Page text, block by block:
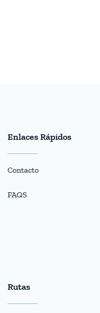
Enlaces Rápidos
Contacto
FAQS
Rutas